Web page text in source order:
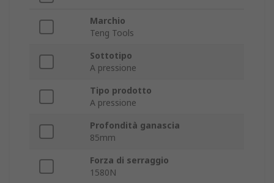
Marchio
Teng Tools
Sottotipo
A pressione
Tipo prodotto
A pressione
Profondità ganascia
85mm
Forza di serraggio
1580N